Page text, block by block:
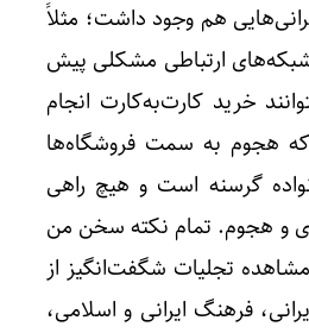
هم وجود داشت؛ مثلاً
شبکه‌های ارتباطی مشکلی پیش
خرید کارت‌به‌کارت انجام
هجوم به سمت فروشگاه‌ها
گرسنه است و هیچ راهی
و هجوم. تمام نکته سخن من
تجلیات شگفت‌انگیز از
فرهنگ ایرانی و اسلامی،